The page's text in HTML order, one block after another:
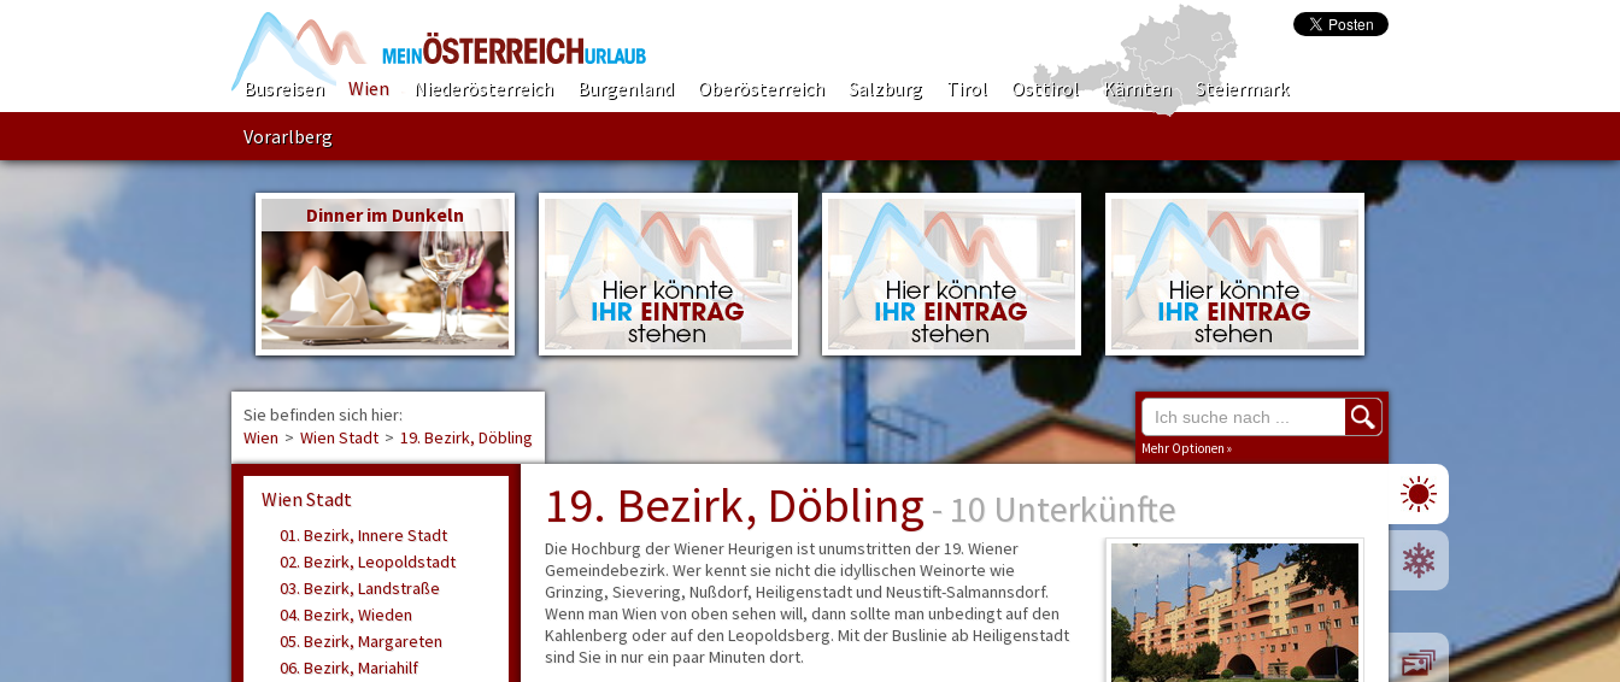
Busreisen Wien Niederösterreich Burgenland Oberösterreich Salzburg Tirol Osttirol Kärnten
Steiermark
Vorarlberg
Dinner im Dunkeln
Sie befinden sich hier:
Wien > Wien Stadt > 19. Bezirk, Döbling Mehr Optionen »
Region
Burgenland
Busreisen
Kärnten
Niederösterreich
Oberösterreich
Osttirol
Salzburg
Wien Stadt
01. Bezirk, Innere Stadt
02. Bezirk, Leopoldstadt
03. Bezirk, Landstraße
04. Bezirk, Wieden
05. Bezirk, Margareten
06. Bezirk, Mariahilf
19. Bezirk, Döbling - 10 Unterkünfte
Die Hochburg der Wiener Heurigen ist unumstritten der 19. Wiener
Gemeindebezirk. Wer kennt sie nicht die idyllischen Weinorte wie
Grinzing, Sievering, Nußdorf, Heiligenstadt und Neustift-Salmannsdorf.
Wenn man Wien von oben sehen will, dann sollte man unbedingt auf den
Kahlenberg oder auf den Leopoldsberg. Mit der Buslinie ab Heiligenstadt
sind Sie in nur ein paar Minuten dort.